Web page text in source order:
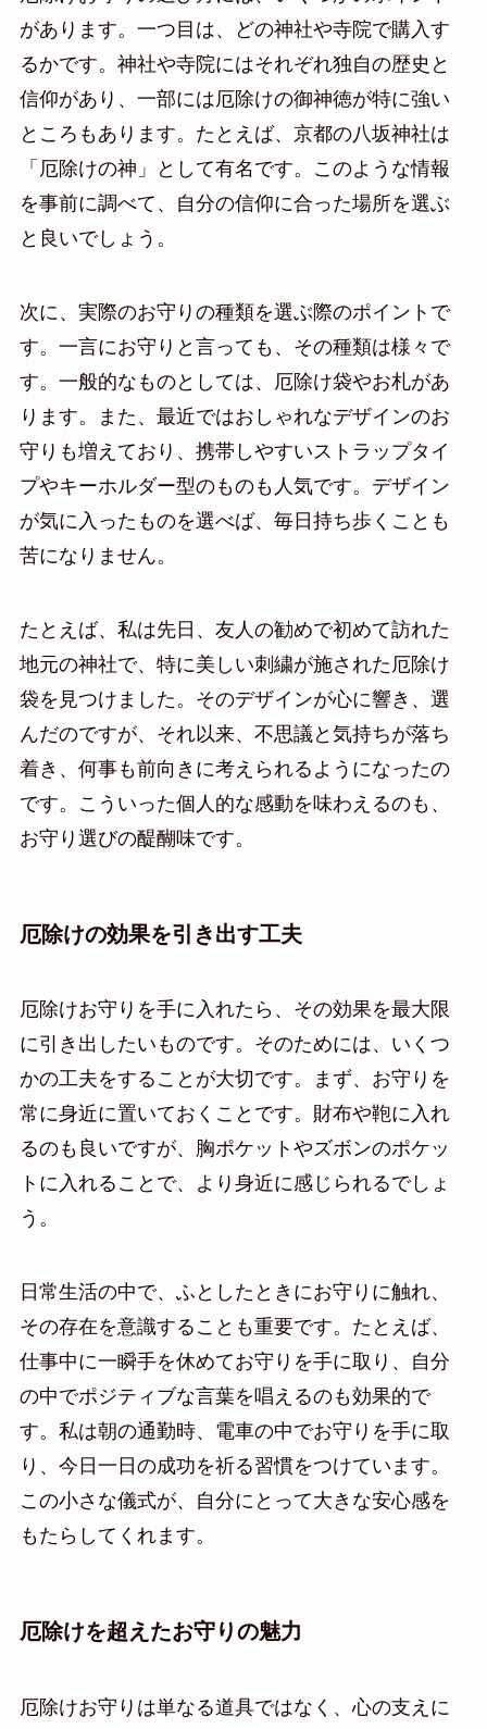
があります。一つ目は、どの神社や寺院で購入す
るかです。神社や寺院にはそれぞれ独自の歴史と
信仰があり、一部には厄除けの御神徳が特に強い
ところもあります。たとえば、京都の八坂神社は
「厄除けの神」として有名です。このような情報
を事前に調べて、自分の信仰に合った場所を選ぶ
と良いでしょう。
次に、実際のお守りの種類を選ぶ際のポイントで
す。一言にお守りと言っても、その種類は様々で
す。一般的なものとしては、厄除け袋やお札があ
ります。また、最近ではおしゃれなデザインのお
守りも増えており、携帯しやすいストラップタイ
プやキーホルダー型のものも人気です。デザイン
が気に入ったものを選べば、毎日持ち歩くことも
苦になりません。
たとえば、私は先日、友人の勧めで初めて訪れた
地元の神社で、特に美しい刺繍が施された厄除け
袋を見つけました。そのデザインが心に響き、選
んだのですが、それ以来、不思議と気持ちが落ち
着き、何事も前向きに考えられるようになったの
です。こういった個人的な感動を味わえるのも、
お守り選びの醍醐味です。
厄除けの効果を引き出す工夫
厄除けお守りを手に入れたら、その効果を最大限
に引き出したいものです。そのためには、いくつ
かの工夫をすることが大切です。まず、お守りを
常に身近に置いておくことです。財布や鞄に入れ
るのも良いですが、胸ポケットやズボンのポケッ
トに入れることで、より身近に感じられるでしょ
う。
日常生活の中で、ふとしたときにお守りに触れ、
その存在を意識することも重要です。たとえば、
仕事中に一瞬手を休めてお守りを手に取り、自分
の中でポジティブな言葉を唱えるのも効果的で
す。私は朝の通勤時、電車の中でお守りを手に取
り、今日一日の成功を祈る習慣をつけています。
この小さな儀式が、自分にとって大きな安心感を
もたらしてくれます。
厄除けを超えたお守りの魅力
厄除けお守りは単なる道具ではなく、心の支えに